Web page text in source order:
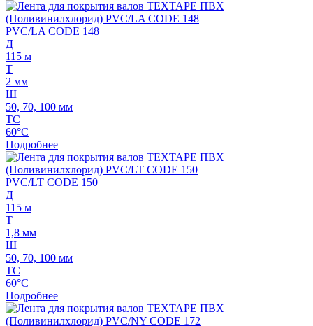
PVC/LA CODE 148
Д
115 м
Т
2 мм
Ш
50, 70, 100 мм
ТС
60°C
Подробнее
PVC/LT CODE 150
Д
115 м
Т
1,8 мм
Ш
50, 70, 100 мм
ТС
60°C
Подробнее